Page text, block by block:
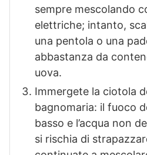
sempre mescolando
elettriche; intanto,
una pentola o una
abbastanza da
uova.
Immergete la ciotola
bagnomaria: il fuoco
basso e l’acqua non
si rischia di